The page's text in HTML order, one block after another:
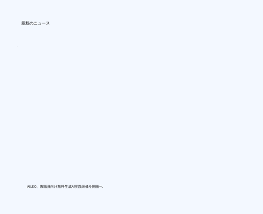
最新のニュース
AIUEO、教職員向け無料生成AI実践研修を開催へ